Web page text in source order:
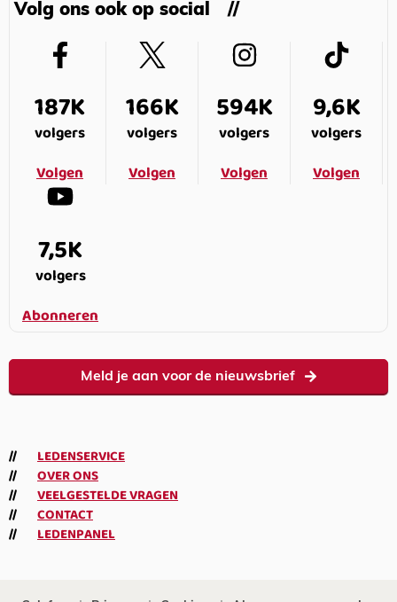
Volg ons ook op social
187K
volgers
Volgen
166K
volgers
Volgen
594K
volgers
Volgen
9,6K
volgers
Volgen
7,5K
volgers
Abonneren
Meld je aan voor de nieuwsbrief
LEDENSERVICE
OVER ONS
VEELGESTELDE VRAGEN
CONTACT
LEDENPANEL